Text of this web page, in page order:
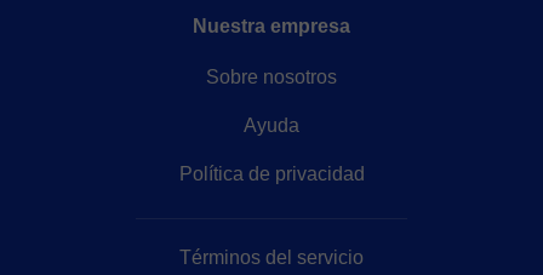
Nuestra empresa
Sobre nosotros
Ayuda
Política de privacidad
Términos del servicio